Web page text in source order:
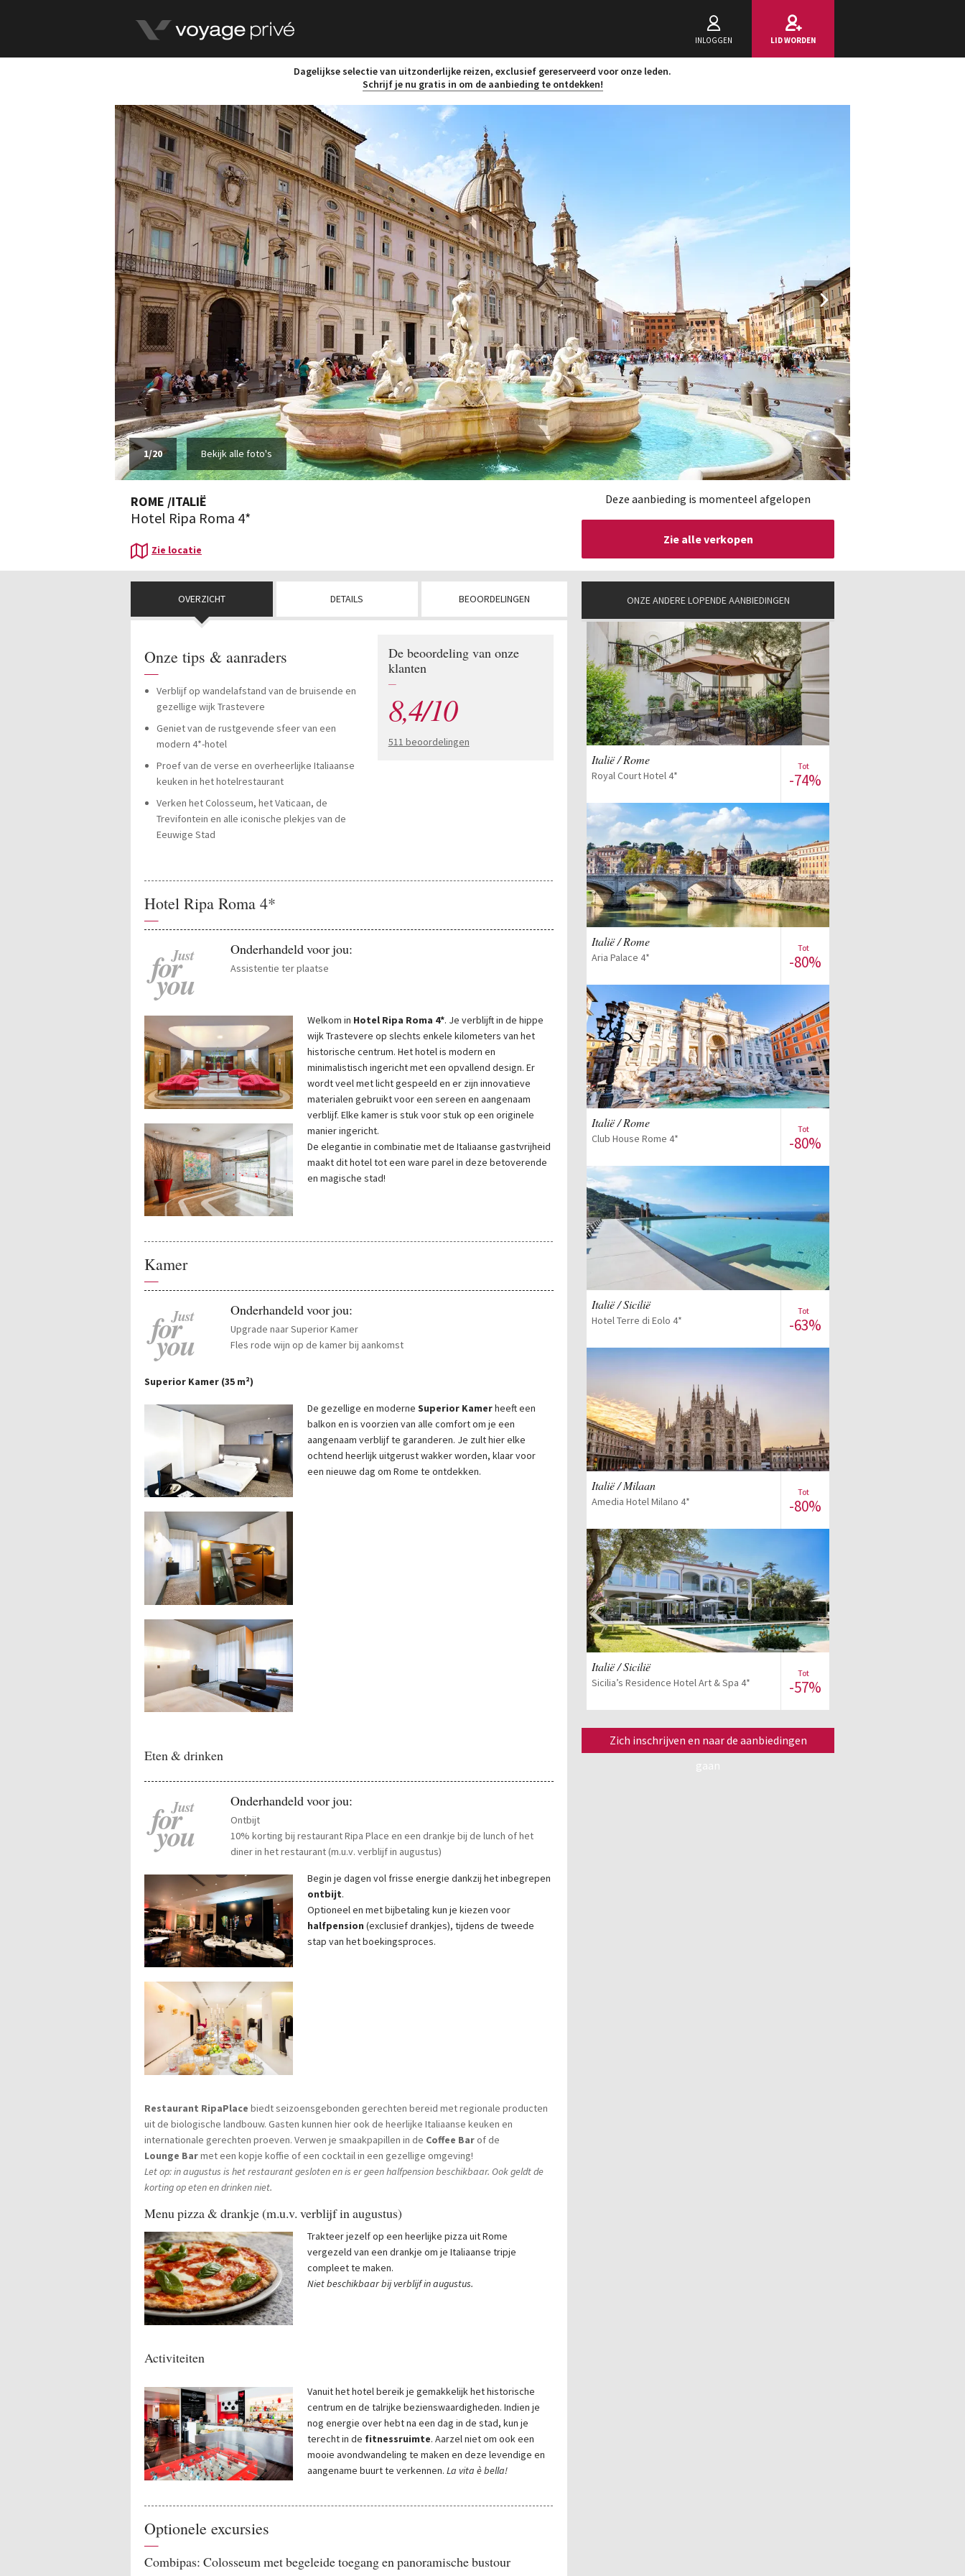
INLOGGEN LID WORDEN
Dagelijkse selectie van uitzonderlijke reizen, exclusief gereserveerd voor onze leden.
Schrijf je nu gratis in om de aanbieding te ontdekken!
1/20 Bekijk alle foto's
Next
Deze aanbieding is momenteel afgelopen
Zie alle verkopen
ROME /ITALIË
Hotel Ripa Roma 4*
Zie locatie
OVERZICHT DETAILS BEOORDELINGEN
Onze tips & aanraders
—
Verblijf op wandelafstand van de bruisende en
gezellige wijk Trastevere
Geniet van de rustgevende sfeer van een
modern 4*-hotel
Proef van de verse en overheerlijke Italiaanse
keuken in het hotelrestaurant
Verken het Colosseum, het Vaticaan, de
Trevifontein en alle iconische plekjes van de
Eeuwige Stad
De beoordeling van onze
klanten
—
8,4/10
511 beoordelingen
Hotel Ripa Roma 4*
—
Just
for
you
Onderhandeld voor jou:
Assistentie ter plaatse
Welkom in Hotel Ripa Roma 4*. Je verblijft in de hippe
wijk Trastevere op slechts enkele kilometers van het
historische centrum. Het hotel is modern en
minimalistisch ingericht met een opvallend design. Er
wordt veel met licht gespeeld en er zijn innovatieve
materialen gebruikt voor een sereen en aangenaam
verblijf. Elke kamer is stuk voor stuk op een originele
manier ingericht.
De elegantie in combinatie met de Italiaanse gastvrijheid
maakt dit hotel tot een ware parel in deze betoverende
en magische stad!
Kamer
—
Just
for
you
Onderhandeld voor jou:
Upgrade naar Superior Kamer
Fles rode wijn op de kamer bij aankomst
Superior Kamer (35 m²)
De gezellige en moderne Superior Kamerheeft een
balkon en is voorzien van alle comfort om je een
aangenaam verblijf te garanderen. Je zult hier elke
ochtend heerlijk uitgerust wakker worden, klaar voor
een nieuwe dag om Rome te ontdekken.
Eten & drinken
Just
for
you
Onderhandeld voor jou:
Ontbijt
10% korting bij restaurant Ripa Place en een drankje bij de lunch of het
diner in het restaurant (m.u.v. verblijf in augustus)
Begin je dagen vol frisse energie dankzij het inbegrepen
ontbijt.
Optioneel en met bijbetaling kun je kiezen voor
halfpension (exclusief drankjes), tijdens de tweede
stap van het boekingsproces.
Restaurant RipaPlace biedt seizoensgebonden gerechten bereid met regionale producten
uit de biologische landbouw. Gasten kunnen hier ook de heerlijke Italiaanse keuken en
internationale gerechten proeven. Verwen je smaakpapillen in de Coffee Barof de
Lounge Barmet een kopje koffie of een cocktail in een gezellige omgeving!
Let op: in augustus is het restaurant gesloten en is er geen halfpension beschikbaar. Ook geldt de
korting op eten en drinken niet.
Menu pizza & drankje (m.u.v. verblijf in augustus)
Trakteer jezelf op een heerlijke pizza uit Rome
vergezeld van een drankje om je Italiaanse tripje
compleet te maken.
Niet beschikbaar bij verblijf in augustus.
Activiteiten
Vanuit het hotel bereik je gemakkelijk het historische
centrum en de talrijke bezienswaardigheden. Indien je
nog energie over hebt na een dag in de stad, kun je
terecht in de fitnessruimte. Aarzel niet om ook een
mooie avondwandeling te maken en deze levendige en
aangename buurt te verkennen. La vita è bella!
Optionele excursies
—
Combipas: Colosseum met begeleide toegang en panoramische bustour
ONZE ANDERE LOPENDE AANBIEDINGEN
Bekijk de verkoop
Italië / Rome
Royal Court Hotel 4*
Tot
-74%
Bekijk de verkoop
Italië / Rome
Aria Palace 4*
Tot
-80%
Bekijk de verkoop
Italië / Rome
Club House Rome 4*
Tot
-80%
Bekijk de verkoop
Italië / Sicilië
Hotel Terre di Eolo 4*
Tot
-63%
Bekijk de verkoop
Italië / Milaan
Amedia Hotel Milano 4*
Tot
-80%
Bekijk de verkoop
Italië / Sicilië
Sicilia’s Residence Hotel Art & Spa 4*
Tot
-57%
Zich inschrijven en naar de aanbiedingen
gaan